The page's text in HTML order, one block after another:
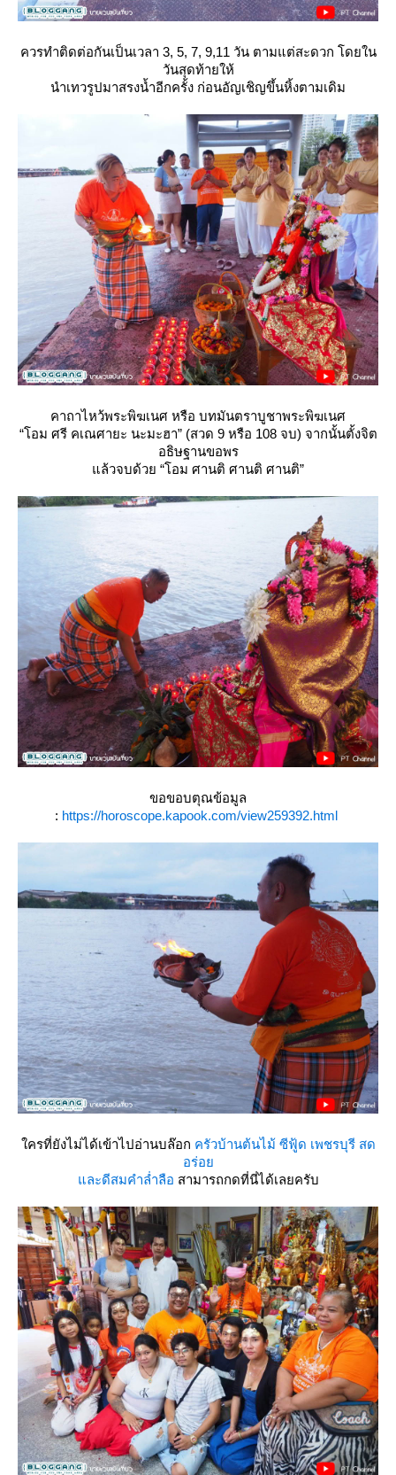
ควรทำติดต่อกันเป็นเวลา 3, 5, 7, 9,11 วัน ตามแต่สะดวก โดยใน
วันสุดท้ายให้
นำเทวรูปมาสรงน้ำอีกครั้ง ก่อนอัญเชิญขึ้นหิ้งตามเดิม
คาถาไหว้พระพิฆเนศ หรือ บทมันตราบูชาพระพิฆเนศ
“โอม ศรี คเณศายะ นะมะฮา” (สวด 9 หรือ 108 จบ) จากนั้นตั้งจิต
อธิษฐานขอพร
ล้วจบด้วย “โอม ศานติ ศานติ ศานติ”
ขอขอบตุณข้อมูล
: https://horoscope.kapook.com/view259392.html
ครที่ยังไม่ได้เข้าไปอ่านบล๊อก ครัวบ้านต้นไม้ ซีฟู้ด เพชรบุรี สด
อร่อ
ละดีสมคำล่ำลือ สามารถกดที่นี่ได้เลยครับ